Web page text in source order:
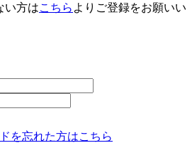
い方はこちら よりご登録をお願いい
を忘れた方はこちら